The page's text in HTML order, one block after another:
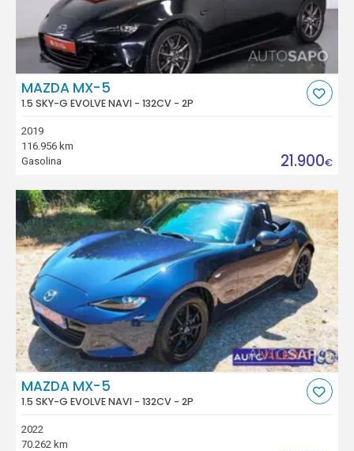
MAZDA MX-5
1.5 SKY-G EVOLVE NAVI - 132CV - 2P
2019
116.956 km
Gasolina
21.900€
MAZDA MX-5
1.5 SKY-G EVOLVE NAVI - 132CV - 2P
2022
70.262 km